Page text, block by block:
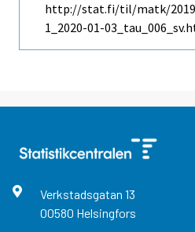
http://stat.fi/til/matk/
1_2020-01-
Verkstadsgatan 13
00580 Helsingfors